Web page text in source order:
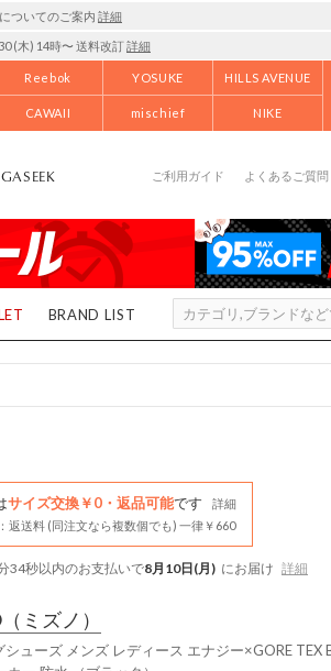
ついてのご案内 詳細
(木) 14時〜 送料改訂詳細
Reebok YOSUKE HILLS AVENUE
CAWAII mischief NIKE
ご利用ガイド よくあるご質問
BRAND LIST
サイズ交換￥0・返品可能です
詳細
返送料 (同注文なら複数個でも) 一律￥660
33秒以内のお支払いで8月10日(月) にお届け 詳細
（ミズノ）
シューズ メンズ レディース エナジー×GORE TEX